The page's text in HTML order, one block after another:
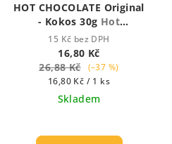
HOT CHOCOLATE Original
- Kokos 30g Hot
Chocolate - Houstnoucí
krémová čokoláda
15 Kč bez DPH
16,80 Kč
26,88 Kč
(–37 %)
Měrná
cena:
16,80 Kč / 1 ks
Skladem
hodnocení